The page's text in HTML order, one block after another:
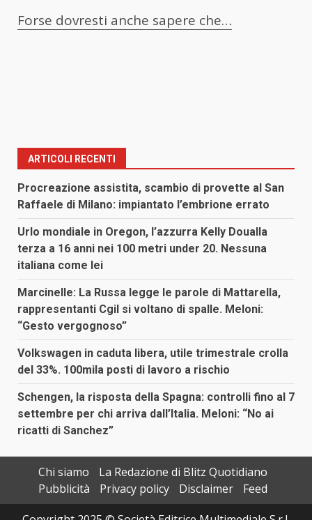
Forse dovresti anche sapere che…
ARTICOLI RECENTI
Procreazione assistita, scambio di provette al San
Raffaele di Milano: impiantato l’embrione errato
Urlo mondiale in Oregon, l’azzurra Kelly Doualla
terza a 16 anni nei 100 metri under 20. Nessuna
italiana come lei
Marcinelle: La Russa legge le parole di Mattarella,
rappresentanti Cgil si voltano di spalle. Meloni:
“Gesto vergognoso”
Volkswagen in caduta libera, utile trimestrale crolla
del 33%. 100mila posti di lavoro a rischio
Schengen, la risposta della Spagna: controlli fino al 7
settembre per chi arriva dall’Italia. Meloni: “No ai
ricatti di Sanchez”
Chi siamo
La Redazione di Blitz Quotidiano
Pubblicità
Privacy policy Disclaimer
Feed